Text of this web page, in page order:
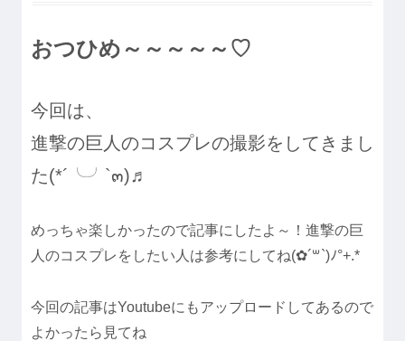
おつひめ～～～～～♡
今回は、
進撃の巨人のコスプレの撮影をしてきまし
た(*´╰╯`๓)♬
めっちゃ楽しかったので記事にしたよ～！進撃の巨
人のコスプレをしたい人は参考にしてね(✿´꒳`)ﾉ°+.*
今回の記事はYoutubeにもアップロードしてあるので
よかったら見てね